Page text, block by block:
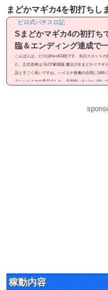
まどかマギカ4を初打ちし
ピロ式パチスロ記
Sまどかマギカ4の初打ち
臨＆エンディング達成で
こんばんは。ピロ(@hiro5130)です。先日スロット
た。正式名称は SLOT劇場版 魔法少女まどか☆マギ
語とすごく長いですね。ハイエナ稼働の合間に14時
うにハイエナの予定でした。天国狙い＆ゾーン狙い
稼動内容